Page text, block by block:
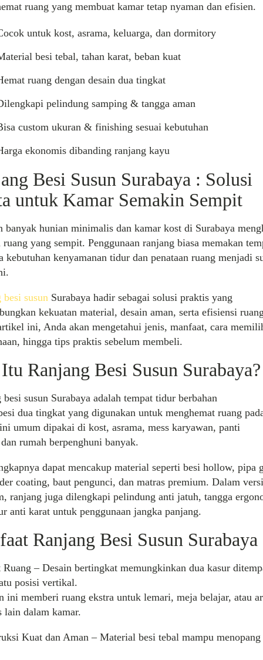
ruang yang membuat kamar tetap nyaman dan efisien.
untuk kost, asrama, keluarga, dan dormitory
besi tebal, tahan karat, beban kuat
ruang dengan desain dua tingkat
pelindung samping & tangga aman
custom ukuran & finishing sesuai kebutuhan
ekonomis dibanding ranjang kayu
Besi Susun Surabaya : Solusi
untuk Kamar Semakin Sempit
banyak hunian minimalis dan kamar kost di Surabaya
ruang yang sempit. Penggunaan ranjang biasa memakan
kebutuhan kenyamanan tidur dan penataan ruang menjadi
besi susun Surabaya hadir sebagai solusi praktis yang
kekuatan material, desain aman, serta efisiensi
ini, Anda akan mengetahui jenis, manfaat, cara
hingga tips praktis sebelum membeli.
Ranjang Besi Susun Surabaya?
besi susun Surabaya adalah tempat tidur berbahan
dua tingkat yang digunakan untuk menghemat ruang
umum dipakai di kost, asrama, mess karyawan, panti
dan rumah berpenghuni banyak.
dapat mencakup material seperti besi hollow, pipa
coating, baut pengunci, dan matras premium. Dalam versi
ranjang juga dilengkapi pelindung anti jatuh, tangga
anti karat untuk penggunaan jangka panjang.
Ranjang Besi Susun Surabaya
Ruang – Desain bertingkat memungkinkan dua kasur
posisi vertikal.
ini memberi ruang ekstra untuk lemari, meja belajar, atau
lain dalam kamar.
Kuat dan Aman – Material besi tebal mampu